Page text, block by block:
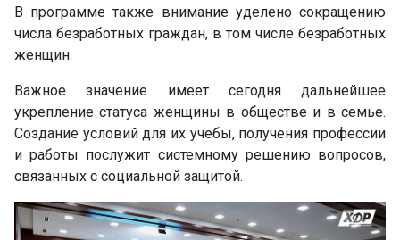
В программе также внимание уделено сокращению
числа безработных граждан, в том числе безработных
женщин.
Важное значение имеет сегодня дальнейшее
укрепление статуса женщины в обществе и в семье.
Создание условий для их учебы, получения профессии
и работы послужит системному решению вопросов,
связанных с социальной защитой.